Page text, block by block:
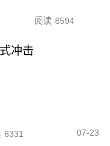
阅读 8594
冲击
6331 07-23